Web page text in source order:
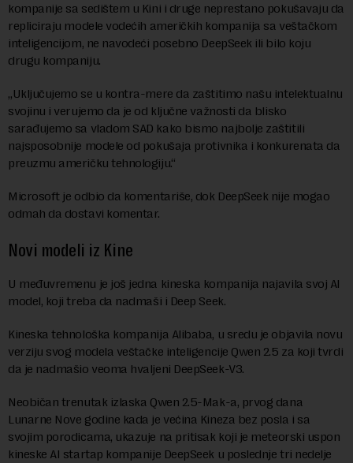
kompanije sa sedištem u Kini i druge neprestano pokušavaju da
repliciraju modele vodećih američkih kompanija sa veštačkom
inteligencijom, ne navodeći posebno DeepSeek ili bilo koju
drugu kompaniju.
„Uključujemo se u kontra-mere da zaštitimo našu intelektualnu
svojinu i verujemo da je od ključne važnosti da blisko
sarađujemo sa vladom SAD kako bismo najbolje zaštitili
najsposobnije modele od pokušaja protivnika i konkurenata da
preuzmu američku tehnologiju.“
Microsoft je odbio da komentariše, dok DeepSeek nije mogao
odmah da dostavi komentar.
Novi modeli iz Kine
U međuvremenu je još jedna kineska kompanija najavila svoj AI
model, koji treba da nadmaši i Deep Seek.
Kineska tehnološka kompanija Alibaba, u sredu je objavila novu
verziju svog modela veštačke inteligencije Qwen 2.5 za koji tvrdi
da je nadmašio veoma hvaljeni DeepSeek-V3.
Neobičan trenutak izlaska Qwen 2.5-Mak-a, prvog dana
Lunarne Nove godine kada je većina Kineza bez posla i sa
svojim porodicama, ukazuje na pritisak koji je meteorski uspon
kineske AI startap kompanije DeepSeek u poslednje tri nedelje